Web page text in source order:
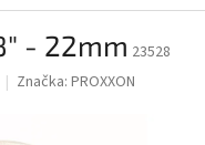
- 22mm 23528
Značka: PROXXON